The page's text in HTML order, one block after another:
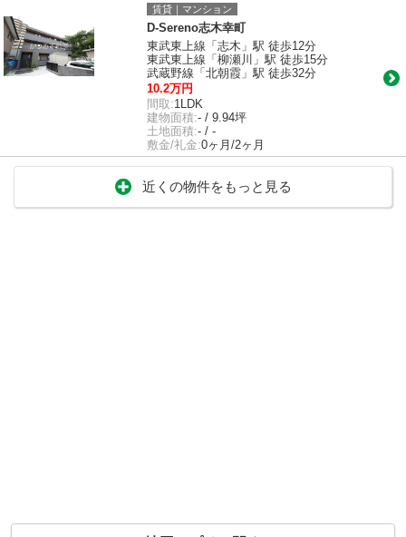
賃貸｜マンション
D-Sereno志木幸町
東武東上線「志木」駅 徒歩12分
東武東上線「柳瀬川」駅 徒歩15分
武蔵野線「北朝霞」駅 徒歩32分
10.2万円
間取:1LDK
建物面積:- / 9.94坪
土地面積:- / -
敷金/礼金:0ヶ月/2ヶ月
近くの物件をもっと見る